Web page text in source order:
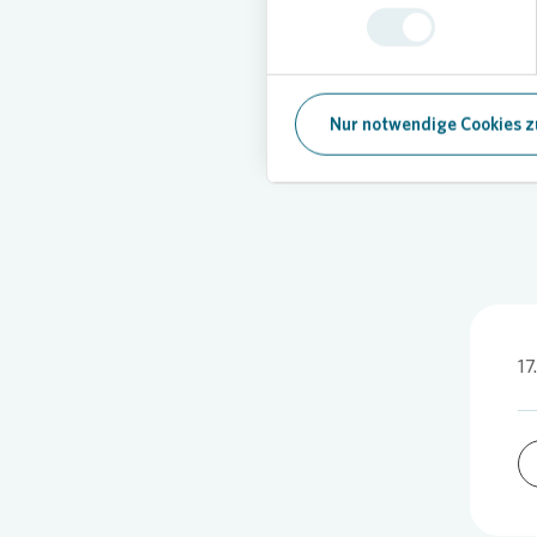
Nur notwendige Cookies
Dach
Bis
großen
Foto: